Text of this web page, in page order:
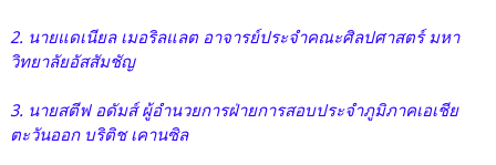
2. นายแดเนียล เมอริลแลต อาจารย์ประจำคณะศิลปศาสตร์ มหา
วิทยาลัยอัสสัมชัญ
3. นายสตีฟ อดัมส์ ผู้อำนวยการฝ่ายการสอบประจำภูมิภาคเอเชีย
ตะวันออก บริติช เคานซิล